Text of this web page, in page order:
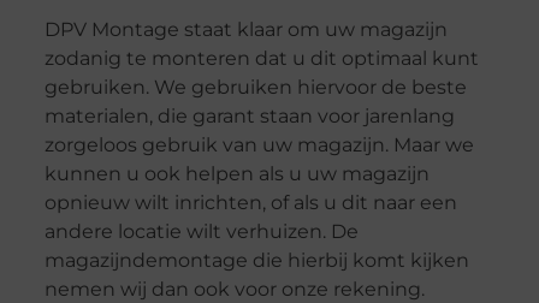
DPV Montage staat klaar om uw magazijn
zodanig te monteren dat u dit optimaal kunt
gebruiken. We gebruiken hiervoor de beste
materialen, die garant staan voor jarenlang
zorgeloos gebruik van uw magazijn. Maar we
kunnen u ook helpen als u uw magazijn
opnieuw wilt inrichten, of als u dit naar een
andere locatie wilt verhuizen. De
magazijndemontage die hierbij komt kijken
nemen wij dan ook voor onze rekening.